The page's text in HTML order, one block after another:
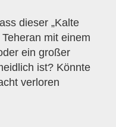
dieser „Kalte
mit einem
ein großer
ist? Könnte
verloren